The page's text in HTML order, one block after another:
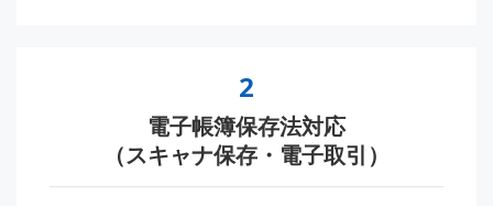
2
電子帳簿保存法対応
（スキャナ保存・電子取引）